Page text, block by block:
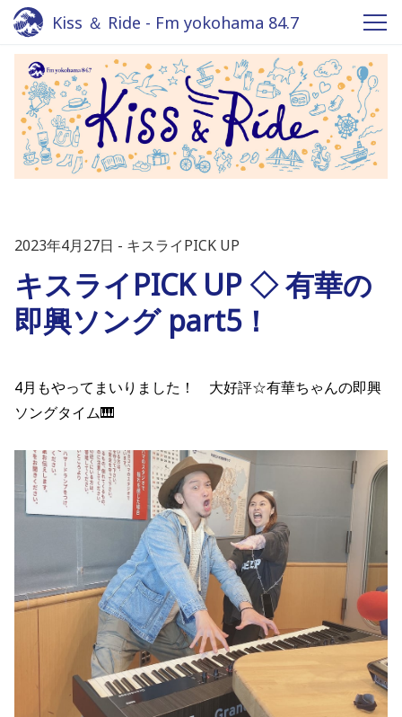
Kiss ＆ Ride - Fm yokohama 84.7
2023年4月27日 キスライPICK UP
キスライPICK UP ◇ 有華の
即興ソング part5！
4月もやってまいりました！ 大好評☆有華ちゃんの即興
ソングタイム🎹